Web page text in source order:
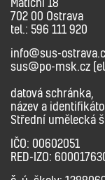
702 00 Ostrava
tel.: 596 111 920
info@sus-
sus@po-msk.cz
datová schránka,
název a
Střední umělecká
IČO: 00602051
RED-IZO: